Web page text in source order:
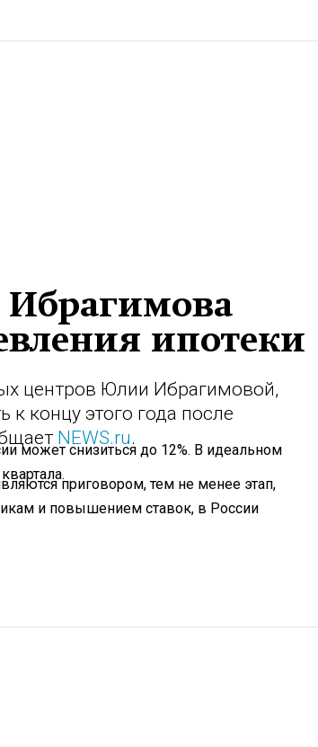
ипотеки
центров Юлии Ибрагимовой,
концу этого года после
NEWS.ru.
может снизиться до 12%. В идеальном
приговором, тем не менее этап,
и повышением ставок, в России